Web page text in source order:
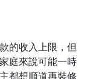
的收入上限，但
庭來說可能一時
都想順道再裝修